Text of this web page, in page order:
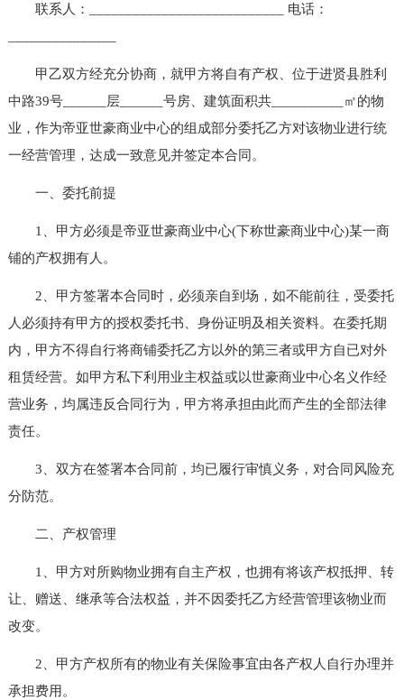
联系人：___________________________ 电话：
甲乙双方经充分协商，就甲方将自有产权、位于进贤县胜利
中路39号______层______号房、建筑面积共__________㎡的物
业，作为帝亚世豪商业中心的组成部分委托乙方对该物业进行统
一经营管理，达成一致意见并签定本合同。
一、委托前提
1、甲方必须是帝亚世豪商业中心(下称世豪商业中心)某一商
铺的产权拥有人。
2、甲方签署本合同时，必须亲自到场，如不能前往，受委托
人必须持有甲方的授权委托书、身份证明及相关资料。在委托期
内，甲方不得自行将商铺委托乙方以外的第三者或甲方自已对外
租赁经营。如甲方私下利用业主权益或以世豪商业中心名义作经
营业务，均属违反合同行为，甲方将承担由此而产生的全部法律
责任。
3、双方在签署本合同前，均已履行审慎义务，对合同风险充
分防范。
二、产权管理
1、甲方对所购物业拥有自主产权，也拥有将该产权抵押、转
让、赠送、继承等合法权益，并不因委托乙方经营管理该物业而
改变。
2、甲方产权所有的物业有关保险事宜由各产权人自行办理并
承担费用。